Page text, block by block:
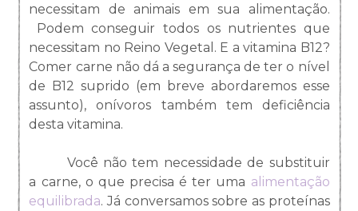
necessitam de animais em sua alimentação.
Podem conseguir todos os nutrientes que
necessitam no Reino Vegetal. E a vitamina B12?
Comer carne não dá a segurança de ter o nível
de B12 suprido (em breve abordaremos esse
assunto), onívoros também tem deficiência
desta vitamina.
Você não tem necessidade de substituir
a carne, o que precisa é ter uma alimentação
equilibrada. Já conversamos sobre as proteínas